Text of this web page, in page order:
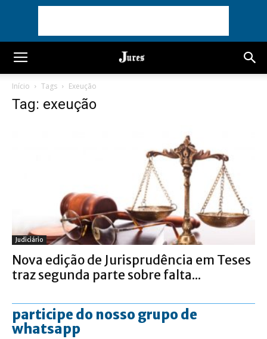
Início Tags Exeução
Tag: exeução
Judiciário
Nova edição de Jurisprudência em Teses
traz segunda parte sobre falta...
participe do nosso grupo de
whatsapp